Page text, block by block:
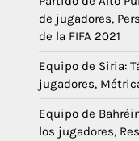
de jugadores,
de la FIFA 2021
Equipo de Siria:
jugadores,
Equipo de
los jugadores,